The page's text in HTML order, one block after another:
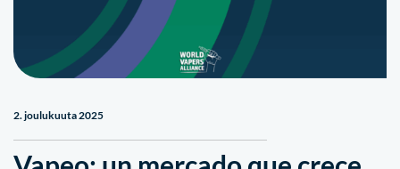
2. joulukuuta 2025